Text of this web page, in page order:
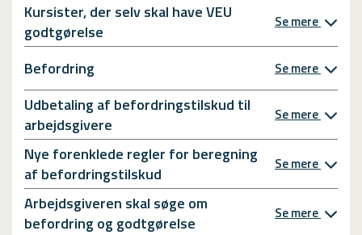
Kursister, der selv skal have VEU
godtgørelse
Se mere
Befordring Se mere
Udbetaling af befordringstilskud til
arbejdsgivere
Se mere
Nye forenklede regler for beregning
af befordringstilskud
Se mere
Arbejdsgiveren skal søge om
befordring og godtgørelse
Se mere